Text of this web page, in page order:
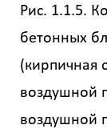
Рис. 1.1.5.
бетонных
(кирпичная
воздушной
воздушной